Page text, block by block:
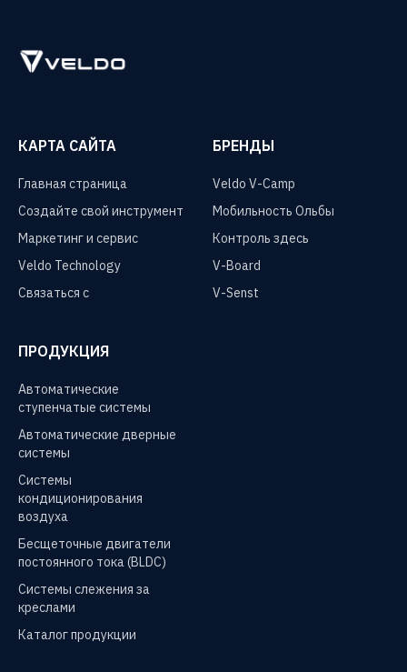
КАРТА САЙТА
Главная страница
Создайте свой инструмент
Маркетинг и сервис
Veldo Technology
Связаться с
БРЕНДЫ
Veldo V-Camp
Мобильность Ольбы
Контроль здесь
V-Board
V-Senst
ПРОДУКЦИЯ
Автоматические
ступенчатые системы
Автоматические дверные
системы
Системы
кондиционирования
воздуха
Бесщеточные двигатели
постоянного тока (BLDC)
Системы слежения за
креслами
Каталог продукции